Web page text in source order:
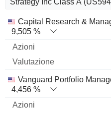
Nome Azioni %
Capital Research &
9,505 %
Vanguard Portfolio
4,456 %